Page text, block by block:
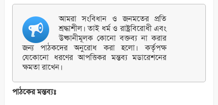
আমরা সংবিধান ও জনমতের প্রতি
শ্রদ্ধাশীল। তাই ধর্ম ও রাষ্ট্রবিরোধী এবং
উষ্কানীমূলক কোনো বক্তব্য না করার
জন্য পাঠকদের অনুরোধ করা হলো। কর্তৃপক্ষ
যেকোনো ধরণের আপত্তিকর মন্তব্য মডারেশনের
ক্ষমতা রাখেন।
পাঠকের মন্তব্যঃ